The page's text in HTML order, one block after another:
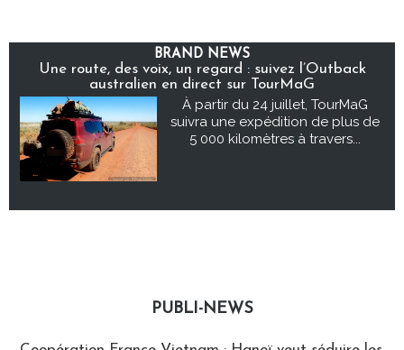
BRAND NEWS
Une route, des voix, un regard : suivez l’Outback
australien en direct sur TourMaG
À partir du 24 juillet, TourMaG
suivra une expédition de plus de
5 000 kilomètres à travers...
PUBLI-NEWS